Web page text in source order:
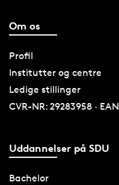
Om os
Profil
Institutter og centre
Ledige stillinger
CVR-NR: 29283958 · EAN
Uddannelser på SDU
Bachelor